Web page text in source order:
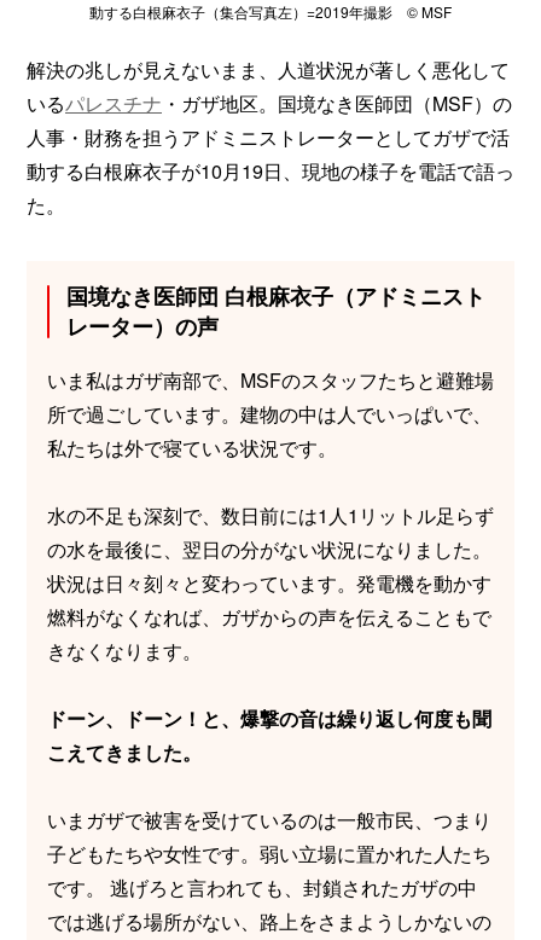
動する白根麻衣子（集合写真左）=2019年撮影 © MSF
解決の兆しが見えないまま、人道状況が著しく悪化して
いるパレスチナ ・ガザ地区。国境なき医師団（MSF）の
人事・財務を担うアドミニストレーターとしてガザで活
動する白根麻衣子が10月19日、現地の様子を電話で語っ
た。
国境なき医師団 白根麻衣子（アドミニスト
レーター）の声
いま私はガザ南部で、MSFのスタッフたちと避難場
所で過ごしています。建物の中は人でいっぱいで、
私たちは外で寝ている状況です。
水の不足も深刻で、数日前には1人1リットル足らず
の水を最後に、翌日の分がない状況になりました。
状況は日々刻々と変わっています。発電機を動かす
燃料がなくなれば、ガザからの声を伝えることもで
きなくなります。
ドーン、ドーン！と、爆撃の音は繰り返し何度も聞
こえてきました。
いまガザで被害を受けているのは一般市民、つまり
子どもたちや女性です。弱い立場に置かれた人たち
です。 逃げろと言われても、封鎖されたガザの中
では逃げる場所がない、路上をさまようしかないの